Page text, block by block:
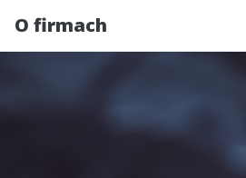
O firmach